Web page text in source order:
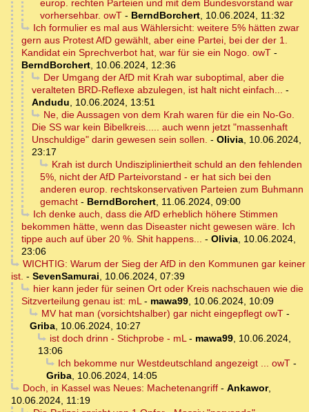
europ. rechten Parteien und mit dem Bundesvorstand war
vorhersehbar. owT - BerndBorchert, 10.06.2024, 11:32
Ich formulier es mal aus Wählersicht: weitere 5% hätten zwar
gern aus Protest AfD gewählt, aber eine Partei, bei der der 1.
Kandidat ein Sprechverbot hat, war für sie ein Nogo. owT -
BerndBorchert, 10.06.2024, 12:36
Der Umgang der AfD mit Krah war suboptimal, aber die
veralteten BRD-Reflexe abzulegen, ist halt nicht einfach... -
Andudu, 10.06.2024, 13:51
Ne, die Aussagen von dem Krah waren für die ein No-Go.
Die SS war kein Bibelkreis..... auch wenn jetzt "massenhaft
Unschuldige" darin gewesen sein sollen. - Olivia, 10.06.2024,
23:17
Krah ist durch Undiszipliniertheit schuld an den fehlenden
5%, nicht der AfD Parteivorstand - er hat sich bei den
anderen europ. rechtskonservativen Parteien zum Buhmann
gemacht - BerndBorchert, 11.06.2024, 09:00
Ich denke auch, dass die AfD erheblich höhere Stimmen
bekommen hätte, wenn das Diseaster nicht gewesen wäre. Ich
tippe auch auf über 20 %. Shit happens... - Olivia, 10.06.2024,
23:06
WICHTIG: Warum der Sieg der AfD in den Kommunen gar keiner
ist. - SevenSamurai, 10.06.2024, 07:39
hier kann jeder für seinen Ort oder Kreis nachschauen wie die
Sitzverteilung genau ist: mL- mawa99, 10.06.2024, 10:09
MV hat man (vorsichtshalber) gar nicht eingepflegt owT-
Griba, 10.06.2024, 10:27
ist doch drinn - Stichprobe - mL- mawa99, 10.06.2024,
13:06
Ich bekomme nur Westdeutschland angezeigt ... owT-
Griba, 10.06.2024, 14:05
Doch, in Kassel was Neues: Machetenangriff- Ankawor,
10.06.2024, 11:19